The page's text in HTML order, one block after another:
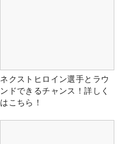
ネクストヒロイン選手とラウ
ンドできるチャンス！詳しく
はこちら！